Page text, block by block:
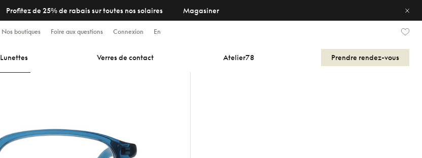
Profitez de 25% de rabais sur toutes nos solaires Magasiner
Nos boutiques Foire aux questions Connexion En
Lunettes Verres de contact Atelier78 Prendre rendez-vous